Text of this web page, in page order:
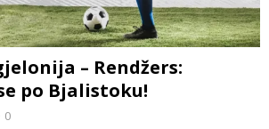
– Rendžers:
po Bjalistoku!
0